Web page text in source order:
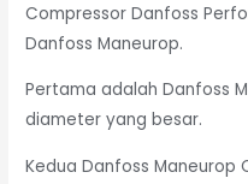
Compressor Danfoss
Danfoss Maneurop.
Pertama adalah Danfoss
diameter yang besar.
Kedua Danfoss Maneurop